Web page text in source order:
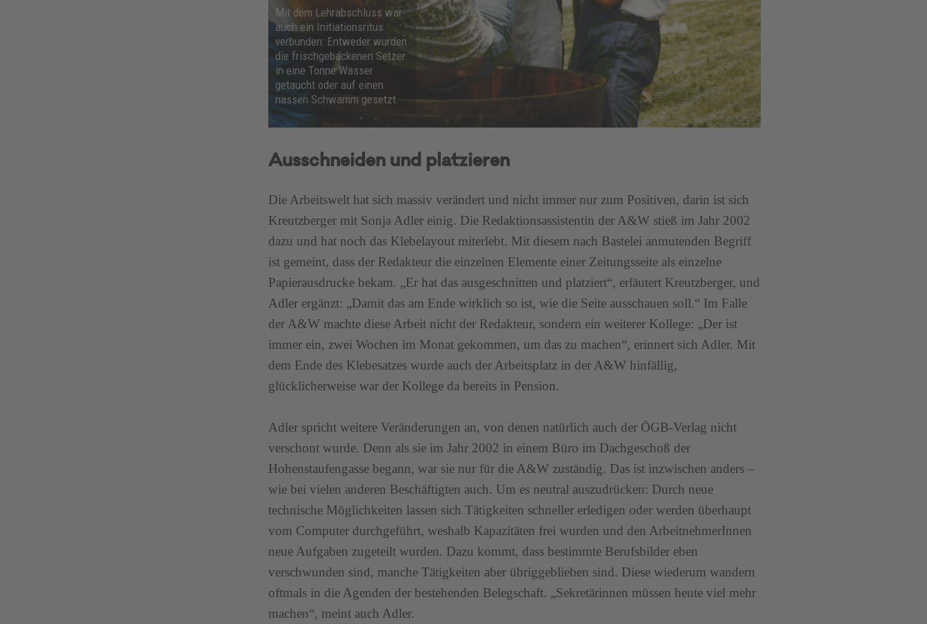
Mit dem Lehrabschluss war
auch ein Initiations­ritus
verbunden: Entweder wurden
die frischge­backenen Setzer
in eine Tonne Wasser
getaucht oder auf einen
nassen Schwamm gesetzt.
Ausschneiden und platzieren
Die Arbeitswelt hat sich massiv verändert und nicht immer nur zum Positiven, darin ist sich
Kreutzberger mit Sonja Adler einig. Die Redaktionsassistentin der A&W stieß im Jahr 2002
dazu und hat noch das Klebelayout miterlebt. Mit diesem nach Bastelei anmutenden Begriff
ist gemeint, dass der Redakteur die einzelnen Elemente einer Zeitungsseite als einzelne
Papierausdrucke bekam. „Er hat das ausgeschnitten und platziert“, erläutert Kreutzberger, und
Adler ergänzt: „Damit das am Ende wirklich so ist, wie die Seite ausschauen soll.“ Im Falle
der A&W machte diese Arbeit nicht der Redakteur, sondern ein weiterer Kollege: „Der ist
immer ein, zwei Wochen im Monat gekommen, um das zu machen“, erinnert sich Adler. Mit
dem Ende des Klebesatzes wurde auch der Arbeitsplatz in der A&W hinfällig,
glücklicherweise war der Kollege da bereits in Pension.
Adler spricht weitere Veränderungen an, von denen natürlich auch der ÖGB-Verlag nicht
verschont wurde. Denn als sie im Jahr 2002 in einem Büro im Dachgeschoß der
Hohenstaufengasse begann, war sie nur für die A&W zuständig. Das ist inzwischen anders –
wie bei vielen anderen Beschäftigten auch. Um es neutral auszudrücken: Durch neue
technische Möglichkeiten lassen sich Tätigkeiten schneller erledigen oder werden überhaupt
vom Computer durchgeführt, weshalb Kapazitäten frei wurden und den ArbeitnehmerInnen
neue Aufgaben zugeteilt wurden. Dazu kommt, dass bestimmte Berufsbilder eben
verschwunden sind, manche Tätigkeiten aber übriggeblieben sind. Diese wiederum wandern
oftmals in die Agenden der bestehenden Belegschaft. „Sekretärinnen müssen heute viel mehr
machen“, meint auch Adler.